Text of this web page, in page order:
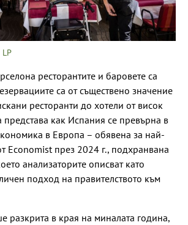
ресторантите и баровете са
са от съществено значение
ресторанти до хотели от висок
представа как Испания се превърна в
в Европа – обявена за най-
Economist през 2024 г., подхранвана
анализаторите описват като
подход на правителството към
разкрита в края на миналата година,